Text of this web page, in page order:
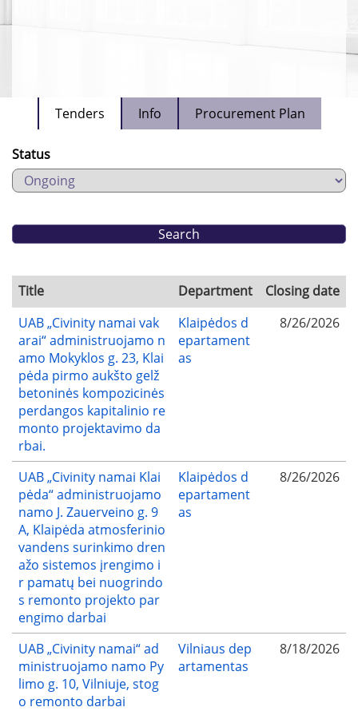
Tenders Info Procurement Plan
Status
Title Department
Closing date
UAB „Civinity namai vak
arai“ administruojamo n
amo Mokyklos g. 23, Klai
pėda pirmo aukšto gelž
betoninės kompozicinės
perdangos kapitalinio re
monto projektavimo da
rbai.
Klaipėdos d
epartament
as
8/26/2026
UAB „Civinity namai Klai
pėda“ administruojamo
namo J. Zauerveino g. 9
A, Klaipėda atmosferinio
vandens surinkimo dren
ažo sistemos įrengimo i
r pamatų bei nuogrindo
s remonto projekto par
engimo darbai
Klaipėdos d
epartament
as
8/26/2026
UAB „Civinity namai“ ad
ministruojamo namo Py
limo g. 10, Vilniuje, stog
o remonto darbai
Vilniaus dep
artamentas
8/18/2026